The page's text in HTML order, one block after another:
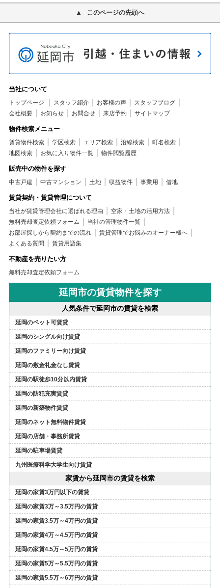
このページの先頭へ
当社について
トップページ スタッフ紹介 お客様の声
スタッフブログ
会社概要
お知らせ お問合せ 来店予約 サイトマップ
物件検索メニュー
賃貸物件検索 学区検索 エリア検索 沿線検索
町名検索
地図検索
お気に入り物件一覧 物件閲覧履歴
販売中の物件を探す
中古戸建 中古マンション 土地 収益物件 事業用 借地
賃貸契約・賃貸管理について
当社が賃貸管理会社に選ばれる理由
空家・土地の活用方法
無料売却査定依頼フォーム
当社の管理物件一覧
お部屋探しから契約までの流れ
賃貸管理でお悩みのオーナー様へ
よくある質問
賃貸用語集
不動産を売りたい方
無料売却査定依頼フォーム
延岡市の賃貸物件を探す
人気条件で延岡市の賃貸を検索
延岡のペット可賃貸
延岡のシングル向け賃貸
延岡のファミリー向け賃貸
延岡の敷金礼金なし賃貸
延岡の駅徒歩10分以内賃貸
延岡の防犯充実賃貸
延岡の新築物件賃貸
延岡のネット無料物件賃貸
延岡の店舗・事務所賃貸
延岡の駐車場賃貸
九州医療科学大学生向け賃貸
家賃から延岡市の賃貸を検索
延岡の家賃3万円以下の賃貸
延岡の家賃3万～3.5万円の賃貸
延岡の家賃3.5万～4万円の賃貸
延岡の家賃4万～4.5万円の賃貸
延岡の家賃4.5万～5万円の賃貸
延岡の家賃5万～5.5万円の賃貸
延岡の家賃5.5万～6万円の賃貸